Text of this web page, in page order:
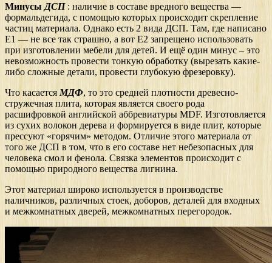
Минусы ДСП : наличие в составе вредного вещества —
формальдегида, с помощью которых происходит скрепление
частиц материала. Однако есть 2 вида ДСП. Там, где написано
Е1 — не все так страшно, а вот Е2 запрещено использовать
при изготовлении мебели для детей. И ещё один минус – это
невозможность провести тонкую обработку (вырезать какие-
либо сложные детали, провести глубокую фрезеровку).
Что касается МДФ, то это средней плотности древесно-
стружечная плита, которая является своего рода
расшифровкой английской аббревиатуры MDF. Изготовляется
из сухих волокон дерева и формируется в виде плит, которые
прессуют «горячим» методом. Отличие этого материала от
того же ДСП в том, что в его составе нет небезопасных для
человека смол и фенола. Связка элементов происходит с
помощью природного вещества лигнина.
Этот материал широко используется в производстве
наличников, различных стоек, доборов, деталей для входных
и межкомнатных дверей, межкомнатных перегородок.